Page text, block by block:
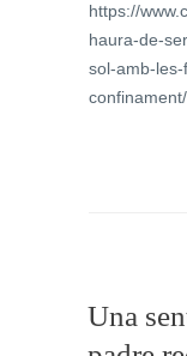
https://
haura-de-
sol-amb-
Una